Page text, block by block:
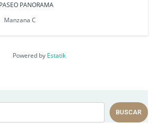
PANORAMA
Manzana C
Powered by Estatik
BUSCAR